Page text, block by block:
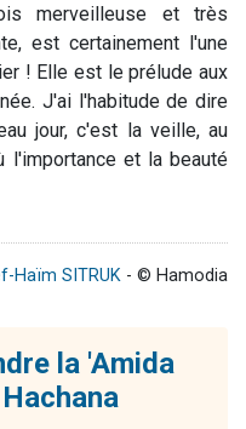
merveilleuse et très
est certainement l'une
! Elle est le prélude aux
J'ai l'habitude de dire
jour, c'est la veille, au
l'importance et la beauté
Haïm SITRUK - © Hamodia
la 'Amida